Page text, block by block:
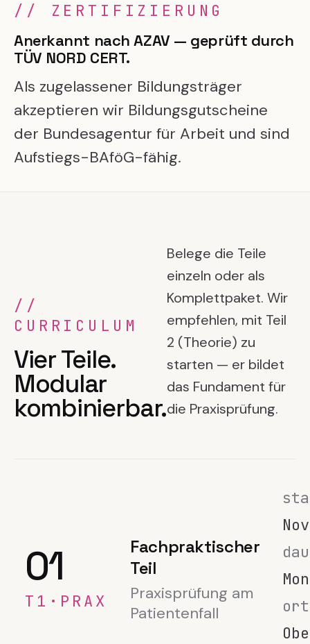
// ZERTIFIZIERUNG
Anerkannt nach AZAV — geprüft durch
TÜV NORD CERT.
Als zugelassener Bildungsträger
akzeptieren wir Bildungsgutscheine
der Bundesagentur für Arbeit und sind
Aufstiegs-BAföG-fähig.
//
CURRICULUM
Vier Teile.
Modular
kombinierbar.
Belege die Teile
einzeln oder als
Komplettpaket. Wir
empfehlen, mit Teil
2 (Theorie) zu
starten — er bildet
das Fundament für
die Praxisprüfung.
01
T1·PRAX
Fachpraktischer
Teil
Praxisprüfung am
Patientenfall